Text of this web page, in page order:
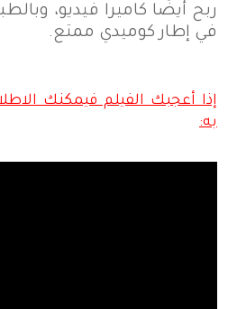
ربح أيضًا كاميرا فيديو،
في إطار كوميدي ممتع.
إذا أعجبك الفيلم فيمكنك
به: